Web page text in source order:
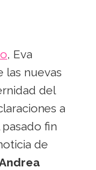
, Eva
las nuevas
del
a
pasado fin
de